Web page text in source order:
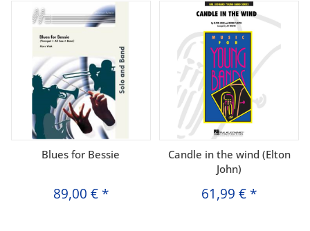
Blues for Bessie
89,00 € *
Candle in the wind (Elton
John)
61,99 € *